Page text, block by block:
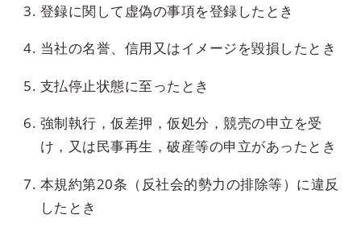
登録に関して虚偽の事項を登録したとき
当社の名誉、信用又はイメージを毀損したとき
支払停止状態に至ったとき
強制執行，仮差押，仮処分，競売の申立を受
け，又は民事再生，破産等の申立があったとき
本規約第20条（反社会的勢力の排除等）に違反
したとき